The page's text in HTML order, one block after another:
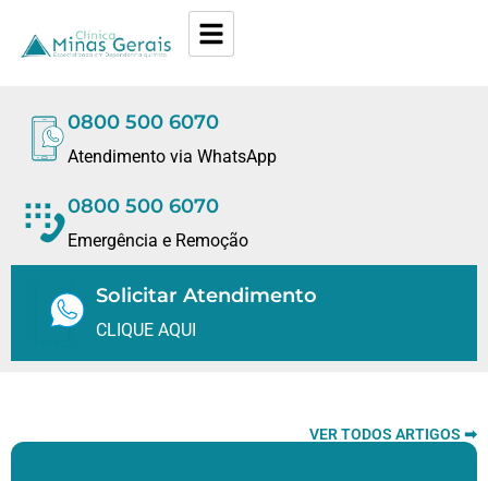
0800 500 6070
Atendimento via WhatsApp
0800 500 6070
Emergência e Remoção
Solicitar Atendimento
CLIQUE AQUI
VER TODOS ARTIGOS ➡